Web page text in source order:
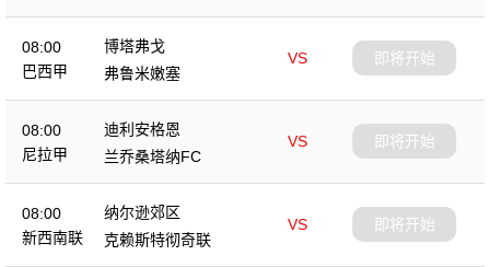
08:00
巴西甲
博塔弗戈
VS
弗鲁米嫩塞
即将开始
08:00
尼拉甲
迪利安格恩
VS
兰乔桑塔纳FC
即将开始
08:00
新西南联
纳尔逊郊区
VS
克赖斯特彻奇联
即将开始